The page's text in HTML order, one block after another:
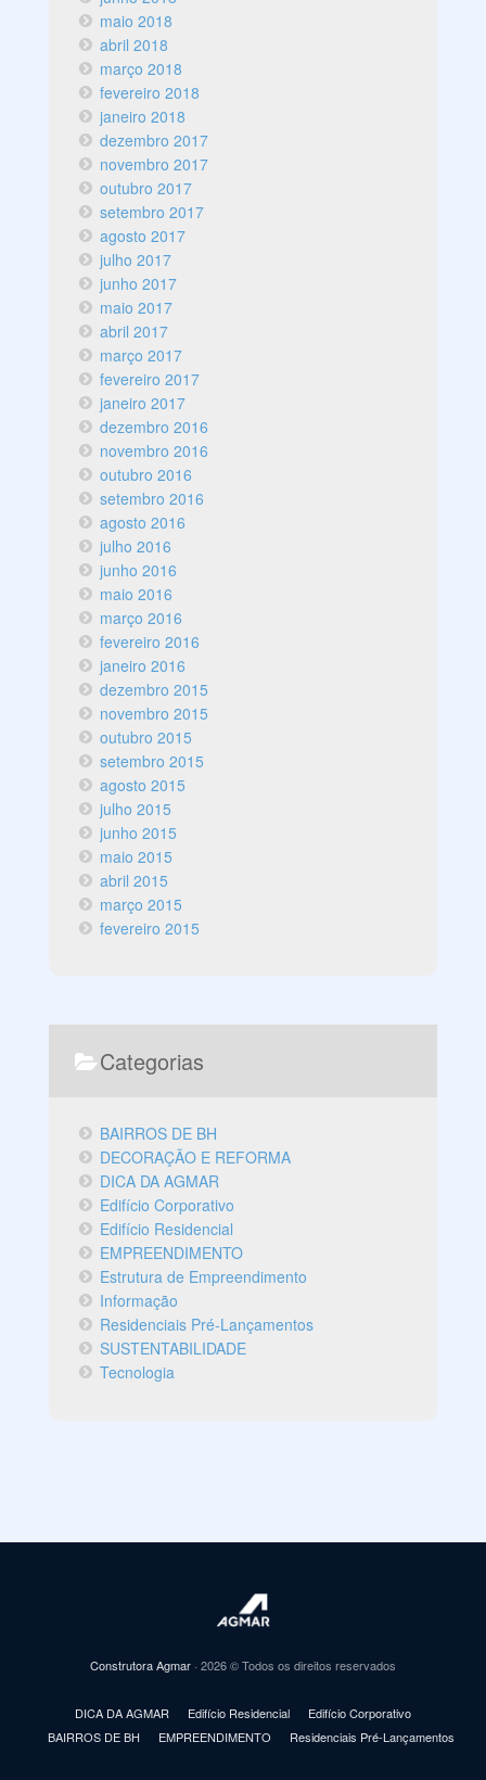
maio 2018
abril 2018
março 2018
fevereiro 2018
janeiro 2018
dezembro 2017
novembro 2017
outubro 2017
setembro 2017
agosto 2017
julho 2017
junho 2017
maio 2017
abril 2017
março 2017
fevereiro 2017
janeiro 2017
dezembro 2016
novembro 2016
outubro 2016
setembro 2016
agosto 2016
julho 2016
junho 2016
maio 2016
março 2016
fevereiro 2016
janeiro 2016
dezembro 2015
novembro 2015
outubro 2015
setembro 2015
agosto 2015
julho 2015
junho 2015
maio 2015
abril 2015
março 2015
fevereiro 2015
Categorias
BAIRROS DE BH
DECORAÇÃO E REFORMA
DICA DA AGMAR
Edifício Corporativo
Edifício Residencial
EMPREENDIMENTO
Estrutura de Empreendimento
Informação
Residenciais Pré-Lançamentos
SUSTENTABILIDADE
Tecnologia
Construtora Agmar · 2026 © Todos os direitos reservados
DICA DA AGMAR Edifício Residencial
Edifício Corporativo
BAIRROS DE BH
EMPREENDIMENTO Residenciais Pré-Lançamentos